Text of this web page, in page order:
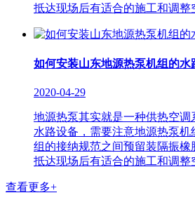
抵达现场后有适合的施工和调整
如何安装山东地源热泵机组的水
2020-04-29
地源热泵其实就是一种供热空调
水路设备，需要注意地源热泵
组的接纳规范之间预留装隔振橡
抵达现场后有适合的施工和调整
查看更多+